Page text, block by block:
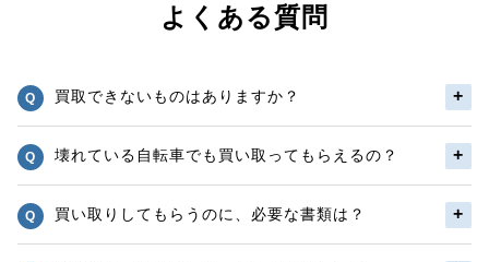
よくある質問
買取できないものはありますか？
壊れている自転車でも買い取ってもらえるの？
買い取りしてもらうのに、必要な書類は？